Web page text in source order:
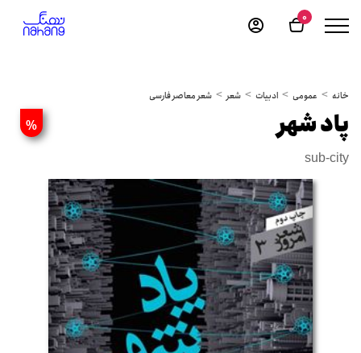
0
خانه عمومی ادبیات شعر شعر معاصر فارسی
% پاد شهر
sub-city